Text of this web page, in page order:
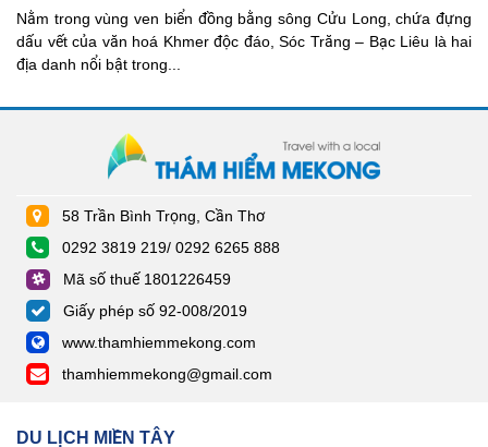
Nằm trong vùng ven biển đồng bằng sông Cửu Long, chứa đựng
dấu vết của văn hoá Khmer độc đáo, Sóc Trăng – Bạc Liêu là hai
địa danh nổi bật trong...
58 Trần Bình Trọng, Cần Thơ
0292 3819 219/ 0292 6265 888
Mã số thuế 1801226459
Giấy phép số 92-008/2019
www.thamhiemmekong.com
thamhiemmekong@gmail.com
DU LỊCH MIỀN TÂY